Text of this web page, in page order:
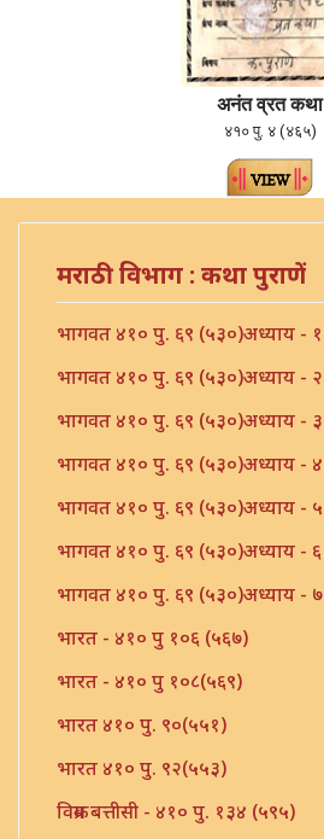
अनंत व्रत कथा
४१० पु. ४ (४६५)
मराठी विभाग : कथा पुराणें
भागवत ४१० पु. ६९ (५३०)अध्याय - १
भागवत ४१० पु. ६९ (५३०)अध्याय - २
भागवत ४१० पु. ६९ (५३०)अध्याय - ३
भागवत ४१० पु. ६९ (५३०)अध्याय - ४
भागवत ४१० पु. ६९ (५३०)अध्याय - ५
भागवत ४१० पु. ६९ (५३०)अध्याय - ६
भागवत ४१० पु. ६९ (५३०)अध्याय - ७
भारत - ४१० पु १०६ (५६७)
भारत - ४१० पु १०८(५६९)
भारत ४१० पु. ९०(५५१)
भारत ४१० पु. ९२(५५३)
विक्रम बत्तीसी - ४१० पु. १३४ (५९५)